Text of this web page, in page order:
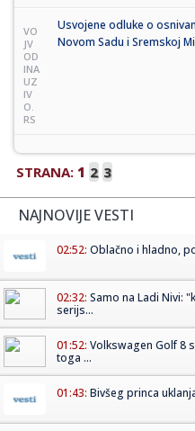
VO
JV
OD
INA
UZ
IV
O.
RS
Usvojene odluke o
Novom Sadu i Sremskoj
STRANA: 1 2 3
NAJNOVIJE VESTI
02:52: Oblačno i hladno,
02:32: Samo na Ladi Nivi:
serijs...
01:52: Volkswagen Golf 8
toga ...
01:43: Bivšeg princa